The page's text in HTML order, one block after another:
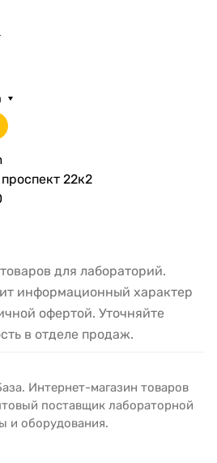
22к2
для лабораторий.
информационный характер
офертой. Уточняйте
в отделе продаж.
Интернет-магазин товаров
поставщик лабораторной
и оборудования.